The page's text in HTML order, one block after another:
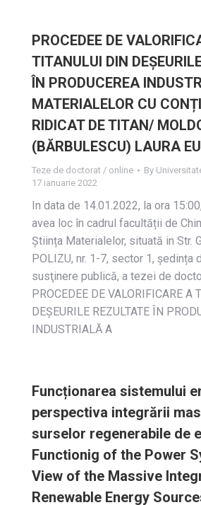
PROCEDEE DE
TITANULUI DIN
ÎN PRODUCEREA
MATERIALELOR CU
RIDICAT DE TITAN/
(BĂRBULESCU) LAURA
Teze de doctorat / online By
17 ianuarie 2022
In data de 14.01.2022, la ora
avea loc în cadrul facultății de
Știința Materialelor, situată in Str.
POLIZU, nr. 1-7, sector 1, ședința
susţinere publică, a tezei de
PROCEDEE DE VALORIFICARE A
DEȘEURILE REZULTATE ÎN
INDUSTRIALĂ A
Funcționarea sistemului
perspectiva integrării
surselor regenerabile de
Functionig of the Power
View of the Massive
Renewable Energy